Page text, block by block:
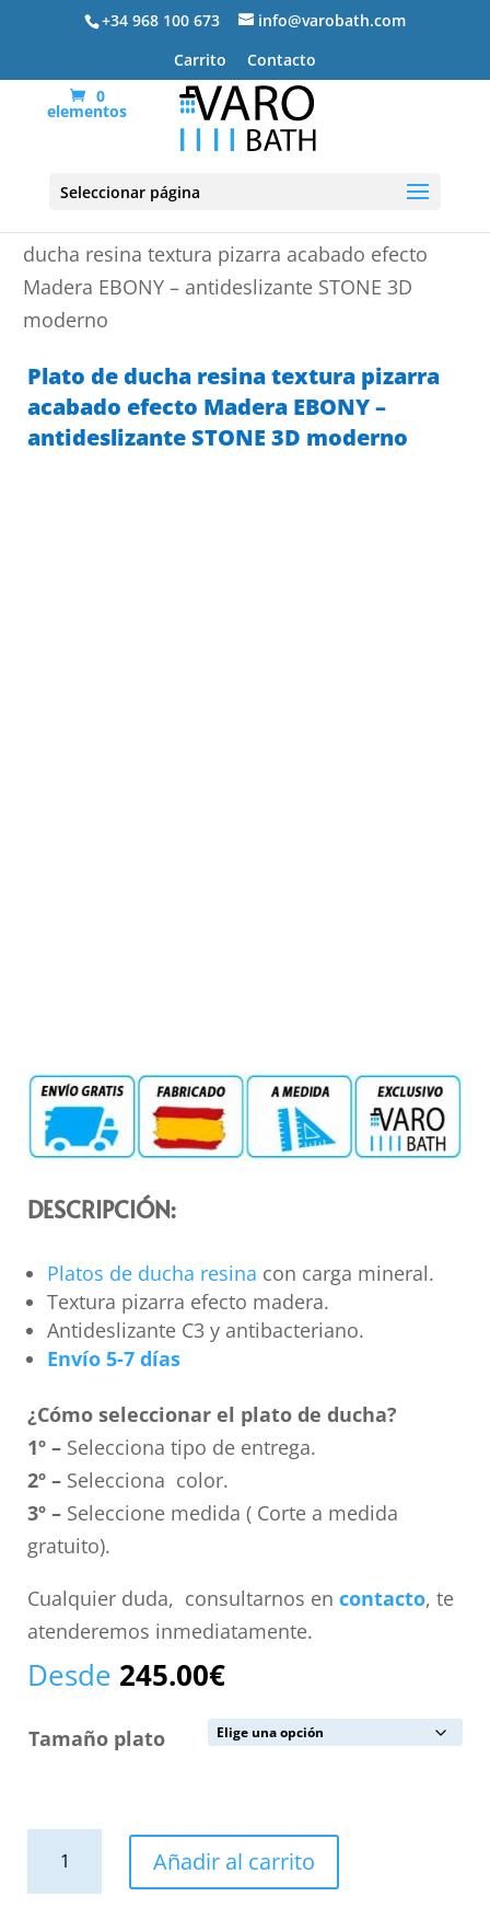
+34 968 100 673
info@varobath.com
Carrito
Contacto
0
elementos
Seleccionar página
ducha resina textura pizarra acabado efecto
Madera EBONY – antideslizante STONE 3D
moderno
Plato de ducha resina textura pizarra
acabado efecto Madera EBONY –
antideslizante STONE 3D moderno
DESCRIPCIÓN:
Platos de ducha resina con carga mineral.
Textura pizarra efecto madera.
Antideslizante C3 y antibacteriano.
Envío 5-7 días
¿Cómo seleccionar el plato de ducha?
1º –Selecciona tipo de entrega.
2º –Selecciona color.
3º –Seleccione medida ( Corte a medida
gratuito).
Cualquier duda, consultarnos en contacto, te
atenderemos inmediatamente.
Desde 245.00€
Tamaño plato
Añadir al carrito